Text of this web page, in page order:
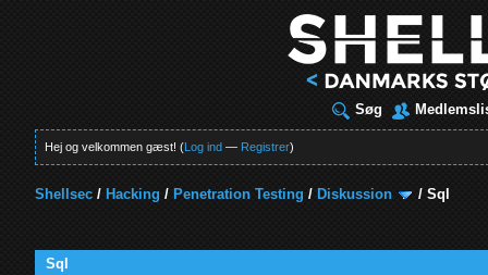
Søg
Hej og velkommen gæst! (Log ind — Registrer)
Shellsec / Hacking / Penetration Testing / Diskussion /Sql
Sql